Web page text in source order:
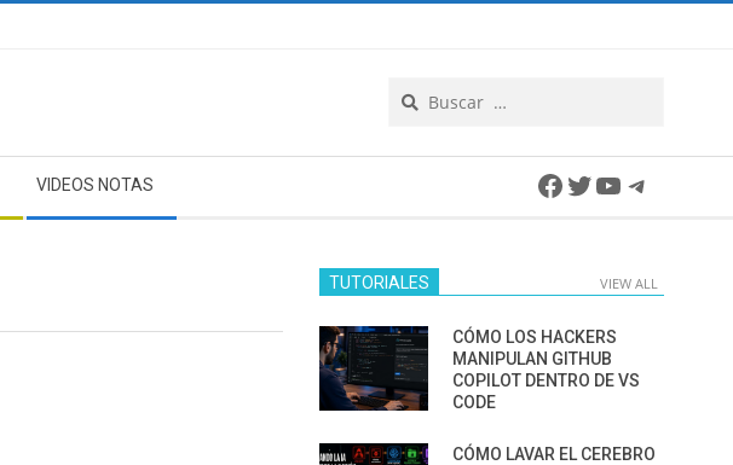
VIDEOS NOTAS Facebook
Twitter
YouTube
TUTORIALES VIEW ALL
CÓMO LOS HACKERS
MANIPULAN GITHUB
COPILOT DENTRO DE VS
CODE
CÓMO LAVAR EL CEREBRO